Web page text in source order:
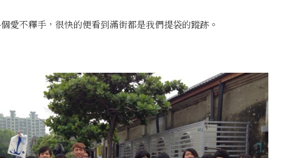
愛不釋手，很快的便看到滿街都是我們提袋的蹤跡。